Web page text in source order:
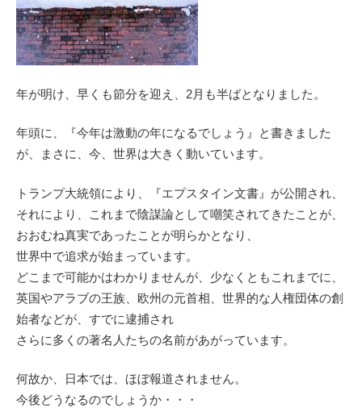
年が明け、早くも節分を迎え、2月も半ばとなりました。
年頭に、『今年は激動の年になるでしょう』と書きました
が、まさに、今、世界は大きく動いています。
トランプ大統領により、『エプスタイン文書』が公開され、
それにより、これまで陰謀論として嘲笑されてきたことが、
おおむね真実であったことが明らかとなり、
世界中で追求が始まっています。
どこまで可能かはわかりませんが、少なくともこれまでに、
英国やアラブの王族、欧州の元首相、世界的な人権団体の創
始者などが、すでに逮捕され
さらに多くの著名人たちの名前があがっています。
何故か、日本では、ほぼ報道されません。
今後どうなるのでしょうか・・・